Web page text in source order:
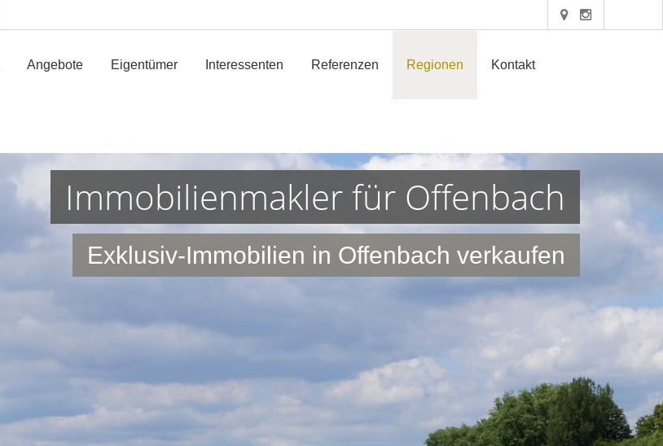
Angebote Eigentümer Interessenten Referenzen Regionen Kontakt
Immobilienmakler für Offenbach
Exklusiv-Immobilien in Offenbach verkaufen